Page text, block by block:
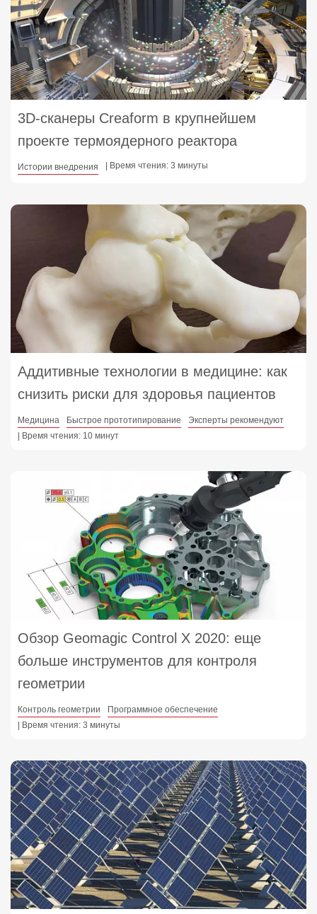
3D-сканеры Creaform в крупнейшем
проекте термоядерного реактора
Истории внедрения | Время чтения: 3 минуты
Аддитивные технологии в медицине: как
снизить риски для здоровья пациентов
Медицина Быстрое прототипирование
Эксперты рекомендуют
| Время чтения: 10 минут
Обзор Geomagic Control X 2020: еще
больше инструментов для контроля
геометрии
Контроль геометрии
Программное обеспечение
| Время чтения: 3 минуты